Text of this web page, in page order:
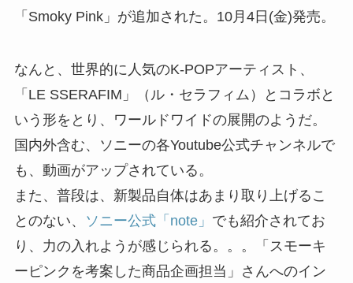
「Smoky Pink」が追加された。10月4日(金)発売。
なんと、世界的に人気のK-POPアーティスト、
「LE SSERAFIM」（ル・セラフィム）とコラボと
いう形をとり、ワールドワイドの展開のようだ。
国内外含む、ソニーの各Youtube公式チャンネルで
も、動画がアップされている。
また、普段は、新製品自体はあまり取り上げるこ
とのない、
ソニー公式「note」 でも紹介されてお
り、力の入れようが感じられる。。。「スモーキ
ーピンクを考案した商品企画担当」さんへのイン